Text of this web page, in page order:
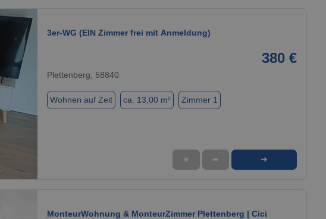
3er-WG (EIN Zimmer frei mit Anmeldung)
380 €
Plettenberg, 58840
Wohnen auf Zeit ca. 13,00 m² Zimmer 1
★ ➦ ➜
MonteurWohnung & MonteurZimmer Plettenberg | Cici